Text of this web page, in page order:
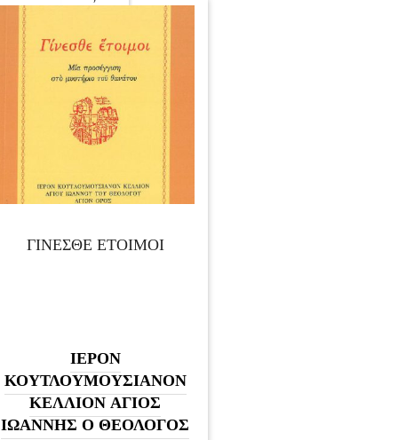
ΓΙΝΕΣΘΕ ΕΤΟΙΜΟΙ
ΙΕΡΟΝ
ΚΟΥΤΛΟΥΜΟΥΣΙΑΝΟΝ
ΚΕΛΛΙΟΝ ΑΓΙΟΣ
ΙΩΑΝΝΗΣ Ο ΘΕΟΛΟΓΟΣ